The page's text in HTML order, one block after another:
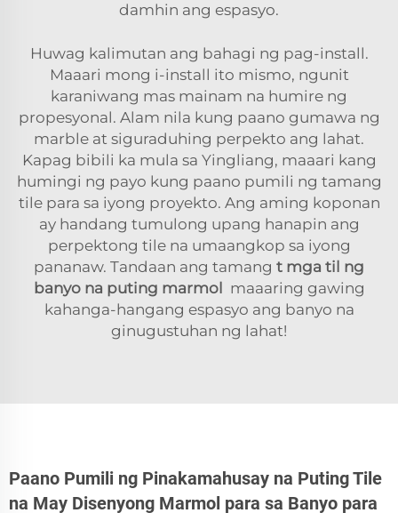
damhin ang espasyo.
Huwag kalimutan ang bahagi ng pag-install.
Maaari mong i-install ito mismo, ngunit
karaniwang mas mainam na humire ng
propesyonal. Alam nila kung paano gumawa ng
marble at siguraduhing perpekto ang lahat.
Kapag bibili ka mula sa Yingliang, maaari kang
humingi ng payo kung paano pumili ng tamang
tile para sa iyong proyekto. Ang aming koponan
ay handang tumulong upang hanapin ang
perpektong tile na umaangkop sa iyong
pananaw. Tandaan ang tamang t mga til ng
banyo na puting marmol
maaaring gawing
kahanga-hangang espasyo ang banyo na
ginugustuhan ng lahat!
Paano Pumili ng Pinakamahusay na Puting Tile
na May Disenyong Marmol para sa Banyo para